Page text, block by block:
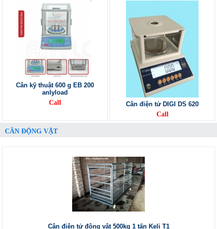
Cân kỹ thuật 600 g EB 200
anlyload
Call
Cân điện tử DIGI DS 620
Call
CÂN ĐỘNG VẬT
Cân điện tử động vật 500kg 1 tấn Keli T1